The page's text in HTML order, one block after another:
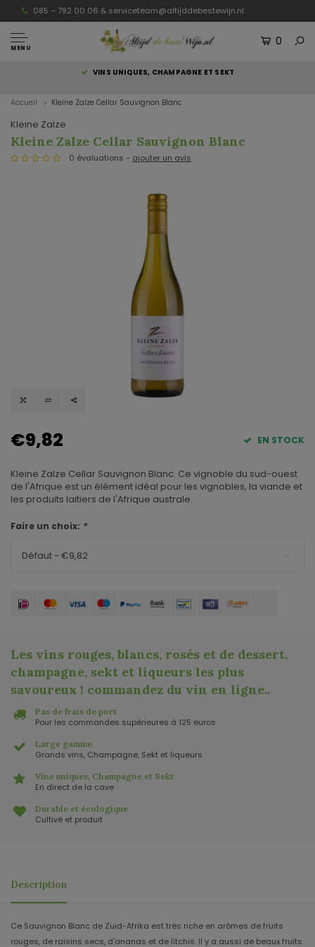
085 – 792 00 06 & serviceteam@altijddebestewijn.nl
MENU
0
VINS UNIQUES, CHAMPAGNE ET SEKT
Accueil Kleine Zalze Cellar Sauvignon Blanc
Kleine Zalze
Kleine Zalze Cellar Sauvignon Blanc
0 évaluations - ajouter un avis
€9,82 EN STOCK
Kleine Zalze Cellar Sauvignon Blanc. Ce vignoble du sud-ouest
de l'Afrique est un élément idéal pour les vignobles, la viande et
les produits laitiers de l'Afrique australe.
Faire un choix: *
Défaut - €9,82
Les vins rouges, blancs, rosés et de dessert,
champagne, sekt et liqueurs les plus
savoureux ! commandez du vin en ligne..
Pas de frais de port
Pour les commandes supérieures à 125 euros
Large gamme
Grands vins, Champagne, Sekt et liqueurs
Vins uniques, Champagne et Sekt
En direct de la cave
Durable et écologique
Cultivé et produit
Description
Ce Sauvignon Blanc de Zuid-Afrika est très riche en arômes de fruits
rouges, de raisins secs, d'ananas et de litchis. Il y a aussi de beaux fruits